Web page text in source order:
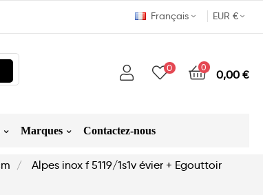
EUR €
Français
0
0,00 €
0
Marques Contactez-nous
Alpes inox f 5119/1s1v évier + Egouttoir